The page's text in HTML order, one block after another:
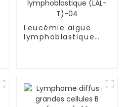
Leucémie aiguë
lymphoblastique